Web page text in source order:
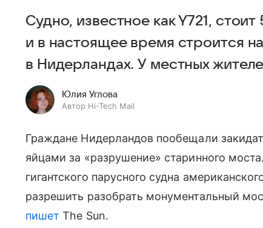
Судно, известное как Y721,
и в настоящее время строится
в Нидерландах. У местных
Юлия Углова
Автор Hi-Tech Mail
Граждане Нидерландов пообещали
яйцами за «разрушение» старинного
гигантского парусного судна
разрешить разобрать монументальный
пишет The Sun.